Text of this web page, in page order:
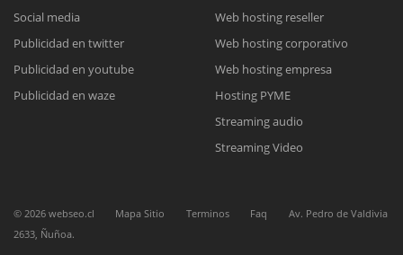
Reunión online
Nuestros ejecutivos le enviarán un correo electrónico con el enlace a
Meet para la reunión online.
Cotización
Chat Online
Todos nuestros ejecutivos están fuera de línea. Complete el formulario
Social media
Publicidad en twitter
Publicidad en youtube
Publicidad en waze
Web hosting reseller
Web hosting corporativo
Web hosting empresa
Hosting PYME
Streaming audio
Streaming Video
© 2026 webseo.cl Mapa Sitio Terminos Faq
Av. Pedro de Valdivia
2633, Ñuñoa.